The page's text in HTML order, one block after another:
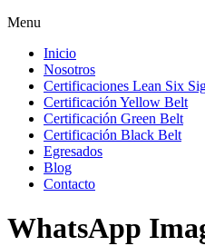
Menu
Inicio
Nosotros
Certificaciones Lean Six
Certificación Yellow Belt
Certificación Green Belt
Certificación Black Belt
Egresados
Blog
Contacto
WhatsApp